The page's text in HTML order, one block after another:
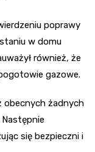
poprawy
w domu
również, że
gazowe.
obecnych żadnych
się bezpieczni i